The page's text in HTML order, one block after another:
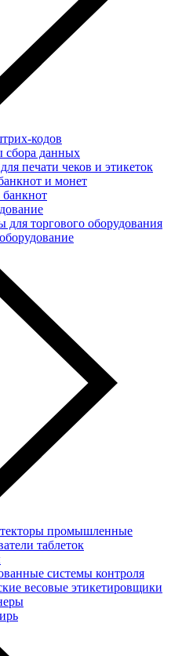
кодов
сбора данных
печати чеков и этикеток
и монет
для торгового оборудования
промышленные
таблеток
системы контроля
весовые этикетировщики